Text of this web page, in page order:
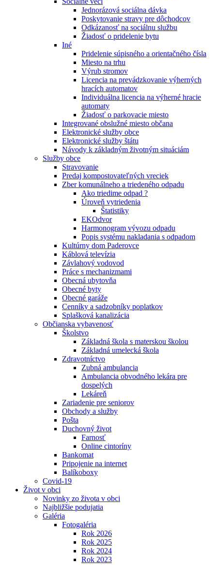
Jednorázová sociálna dávka
Poskytovanie stravy pre dôchodcov
Odkázanosť na sociálnu službu
Žiadosť o pridelenie bytu
Iné
Pridelenie súpisného a orientačného čísla
Miesto na trhu
Výrub stromov
Licencia na prevádzkovanie výherných
hracích automatov
Individuálna licencia na výherné hracie
automaty
Žiadosť o parkovacie miesto
Integrované obslužné miesto občana
Elektronické služby obce
Elektronické služby štátu
Návody k základným životným situáciám
Služby obce
Stravovanie
Predaj kompostovateľných vreciek
Zber komunálneho a triedeného odpadu
Ako triedime odpad ?
Úroveň vytriedenia
Štatistiky
EKOdvor
Harmonogram vývozu odpadu
Popis systému nakladania s odpadom
Kultúrny dom Paderovce
Káblová televízia
Závlahový vodovod
Práce s mechanizmami
Obecná ubytovňa
Obecné byty
Obecné garáže
Cenníky a sadzobníky poplatkov
Splašková kanalizácia
Občianska vybavenosť
Školstvo
Základná škola s materskou školou
Základná umelecká škola
Zdravotníctvo
Zubná ambulancia
Ambulancia obvodného lekára pre
dospelých
Lekáreň
Zariadenie pre seniorov
Obchody a služby
Pošta
Duchovný život
Farnosť
Online cintoríny
Bankomat
Pripojenie na internet
Balíkoboxy
Covid-19
Život v obci
Novinky zo života v obci
Najbližšie podujatia
Galéria
Fotogaléria
Rok 2026
Rok 2025
Rok 2024
Rok 2023